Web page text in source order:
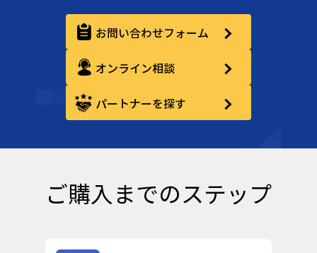
お問い合わせフォーム
オンライン相談
パートナーを探す
ご購入までのステップ